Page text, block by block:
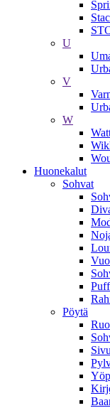
U
V
W
Huonekalut
Sohvat
Pöytä